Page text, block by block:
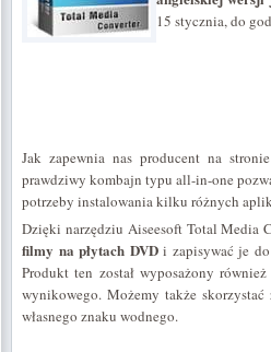
15 stycznia, do
Jak zapewnia nas producent na
prawdziwy kombajn typu all-in-one
potrzeby instalowania kilku różnych
Dzięki narzędziu Aiseesoft Total Media
filmy na płytach DVDi zapisywać je do
Produkt ten został wyposażony
wynikowego. Możemy także
własnego znaku wodnego.